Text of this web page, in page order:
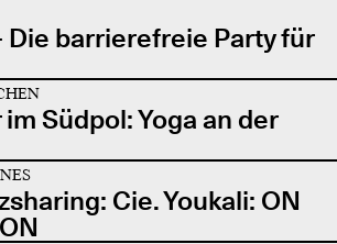
Die barrierefreie Party für
Südpol: Yoga an der
Cie. Youkali: ON